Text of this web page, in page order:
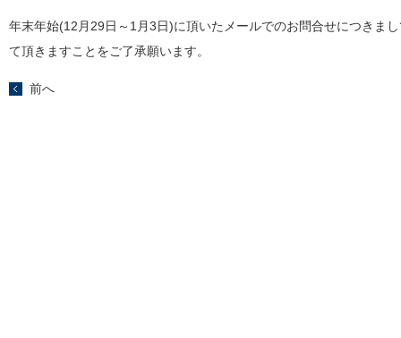
年末年始(12月29日～1月3日)に頂いたメールでのお問合せにつきま
て頂きますことをご了承願います。
前へ